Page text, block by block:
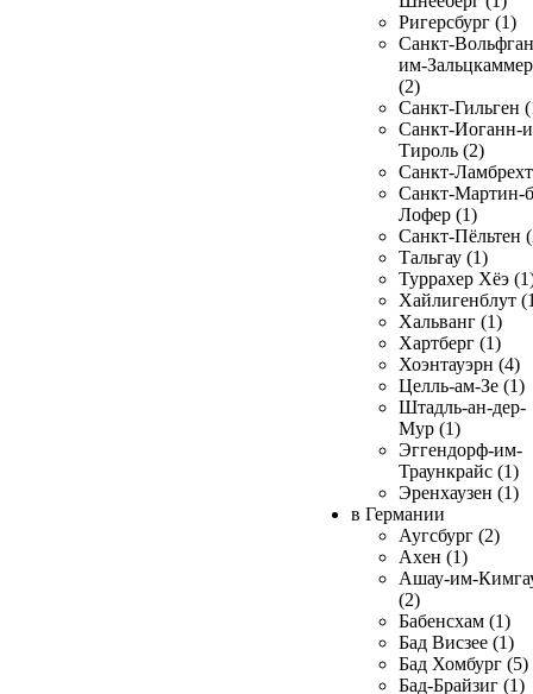
Ригерсбург (1)
Санкт-
им-
(2)
Санкт-Гильген
Санкт-Иоганн-
Тироль (2)
Санкт-
Санкт-Мартин-
Лофер (1)
Санкт-Пёльтен
Тальгау (1)
Туррахер Хёэ
Хайлигенблут
Хальванг (1)
Хартберг (1)
Хоэнтауэрн (4)
Целль-ам-Зе (1)
Штадль-ан-дер-
Мур (1)
Эггендорф-им-
Траункрайс (1)
Эренхаузен (1)
в Германии
Аугсбург (2)
Ахен (1)
Ашау-им-
(2)
Бабенсхам (1)
Бад Висзее (1)
Бад Хомбург (5)
Бад-Брайзиг (1)